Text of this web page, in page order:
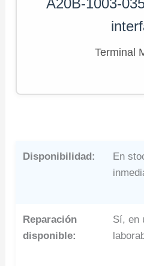
A20B-1003-
Terminal
Disponibilidad:
En
Reparación
disponible:
Sí, en